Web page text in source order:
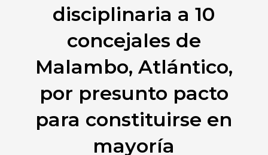
disciplinaria a 10
concejales de
Malambo, Atlántico,
por presunto pacto
para constituirse en
mayoría